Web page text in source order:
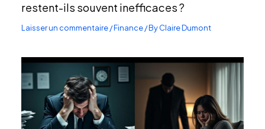
restent-ils souvent inefficaces ?
Laisser un commentaire/Finance/ ByClaire Dumont